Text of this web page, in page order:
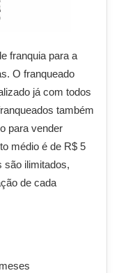
franquia para a
O franqueado
já com todos
também
para vender
médio é de R$ 5
são ilimitados,
de cada